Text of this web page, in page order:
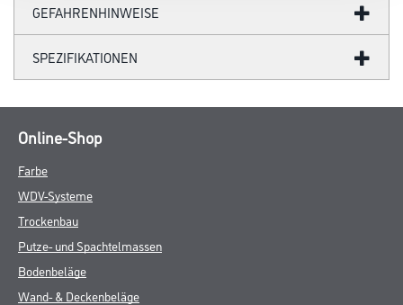
GEFAHRENHINWEISE
SPEZIFIKATIONEN
Online-Shop
Farbe
WDV-Systeme
Trockenbau
Putze- und Spachtelmassen
Bodenbeläge
Wand- & Deckenbeläge